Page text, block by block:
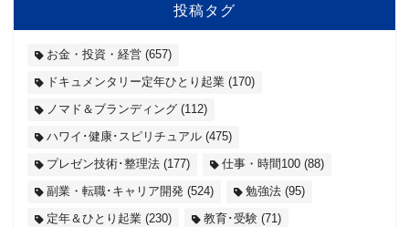
投稿タグ
お金・投資・経営 (657)
ドキュメンタリー定年ひとり起業 (170)
ノマド＆ブランディング (112)
ハワイ･健康･スピリチュアル (475)
プレゼン技術･整理法 (177) 仕事・時間100 (88)
副業・転職･キャリア開発 (524) 勉強法 (95)
定年＆ひとり起業 (230) 教育･受験 (71)